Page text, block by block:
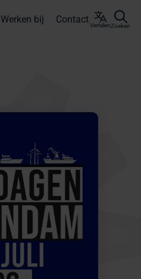
VertalenZoeken
Werken bij Contact